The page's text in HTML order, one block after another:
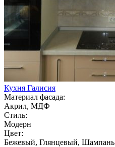
Кухня Галисия
Материал фасада:
Акрил, МДФ
Стиль:
Модерн
Цвет:
Бежевый, Глянцевый, Шампань